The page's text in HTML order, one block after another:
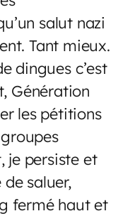
salut nazi
Tant mieux.
dingues c’est
Génération
les pétitions
je persiste et
de saluer,
fermé haut et